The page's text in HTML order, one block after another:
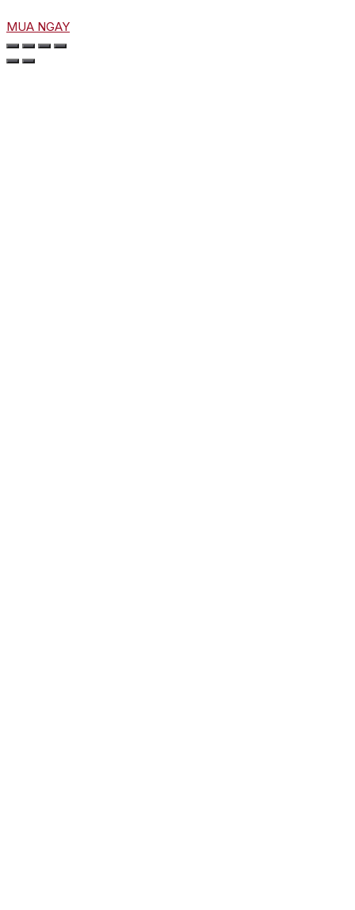
MUA NGAY